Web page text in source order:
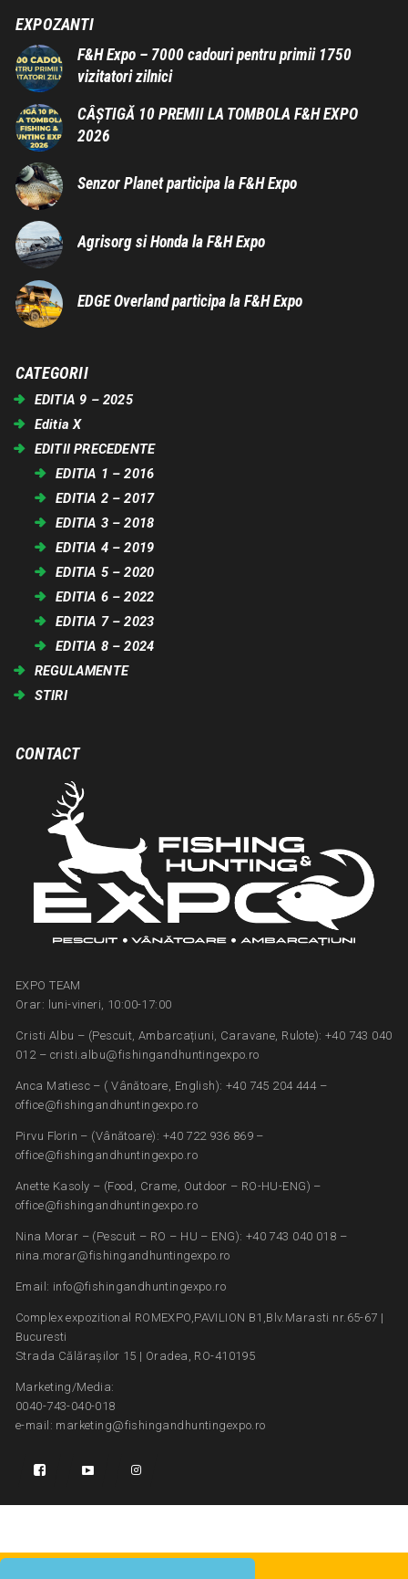
EXPOZANTI
F&H Expo – 7000 cadouri pentru primii 1750
vizitatori zilnici
CÂȘTIGĂ 10 PREMII LA TOMBOLA F&H EXPO
2026
Senzor Planet participa la F&H Expo
Agrisorg si Honda la F&H Expo
EDGE Overland participa la F&H Expo
CATEGORII
EDITIA 9 – 2025
Editia X
EDITII PRECEDENTE
EDITIA 1 – 2016
EDITIA 2 – 2017
EDITIA 3 – 2018
EDITIA 4 – 2019
EDITIA 5 – 2020
EDITIA 6 – 2022
EDITIA 7 – 2023
EDITIA 8 – 2024
REGULAMENTE
STIRI
CONTACT
EXPO TEAM
Orar: luni-vineri, 10:00-17:00
Cristi Albu – (Pescuit, Ambarcațiuni, Caravane, Rulote): +40 743 040
012 – cristi.albu@fishingandhuntingexpo.ro
Anca Matiesc – ( Vânătoare, English): +40 745 204 444 –
office@fishingandhuntingexpo.ro
Pirvu Florin – (Vânătoare): +40 722 936 869 –
office@fishingandhuntingexpo.ro
Anette Kasoly – (Food, Crame, Outdoor – RO-HU-ENG) –
office@fishingandhuntingexpo.ro
Nina Morar – (Pescuit – RO – HU – ENG): +40 743 040 018 –
nina.morar@fishingandhuntingexpo.ro
Email: info@fishingandhuntingexpo.ro
Complex expozitional ROMEXPO,PAVILION B1,Blv.Marasti nr.65-67 |
Bucuresti
Strada Călărașilor 15 | Oradea, RO-410195
Marketing/Media:
0040-743-040-018
e-mail: marketing@fishingandhuntingexpo.ro